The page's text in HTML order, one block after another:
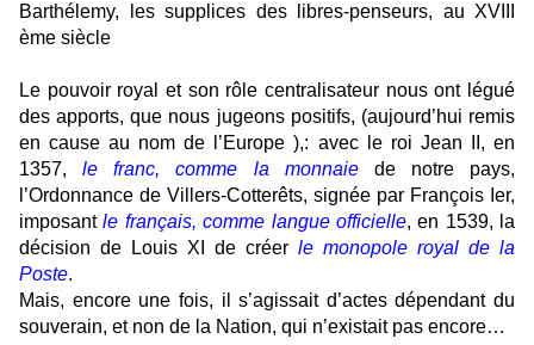
Barthélemy, les supplices des libres-penseurs, au XVIII
ème siècle
Le pouvoir royal et son rôle centralisateur nous ont légué
des apports, que nous jugeons positifs, (aujourd’hui remis
en cause au nom de l’Europe ),: avec le roi Jean II, en
1357,
le franc, comme la monnaie
de notre pays,
l’Ordonnance de Villers-Cotterêts, signée par François Ier,
imposant le français, comme langue officielle, en 1539, la
décision de Louis XI de créer le monopole royal de la
Poste.
Mais, encore une fois, il s’agissait d’actes dépendant du
souverain, et non de la Nation, qui n’existait pas encore…